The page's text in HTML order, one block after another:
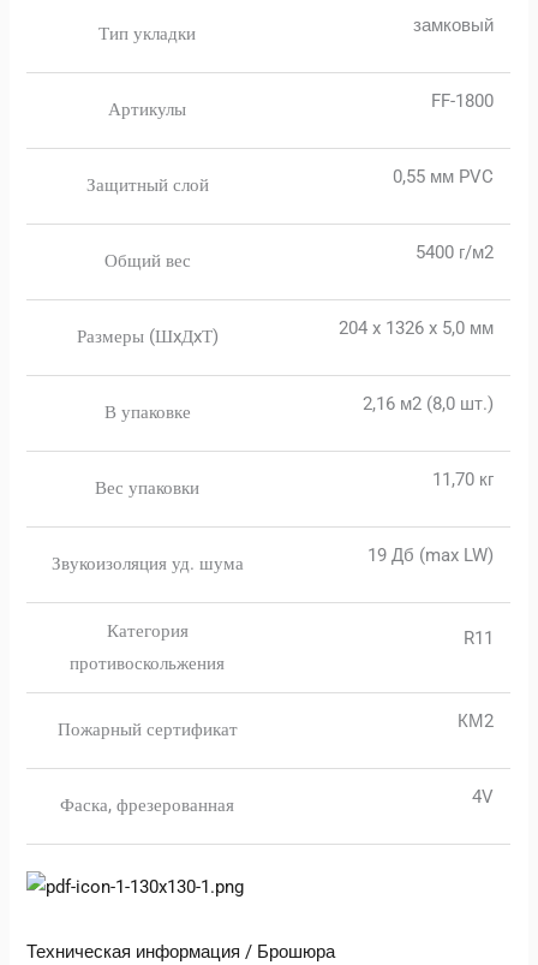
Тип укладки замковый
Артикулы FF-1800
Защитный слой 0,55 мм PVC
Общий вес 5400 г/м2
Размеры (ШxДxТ) 204 x 1326 x 5,0 мм
В упаковке 2,16 м2 (8,0 шт.)
Вес упаковки 11,70 кг
Звукоизоляция уд. шума 19 Дб (max LW)
Категория
противоскольжения
R11
Пожарный сертификат КМ2
Фаска, фрезерованная 4V
Техническая информация / Брошюра